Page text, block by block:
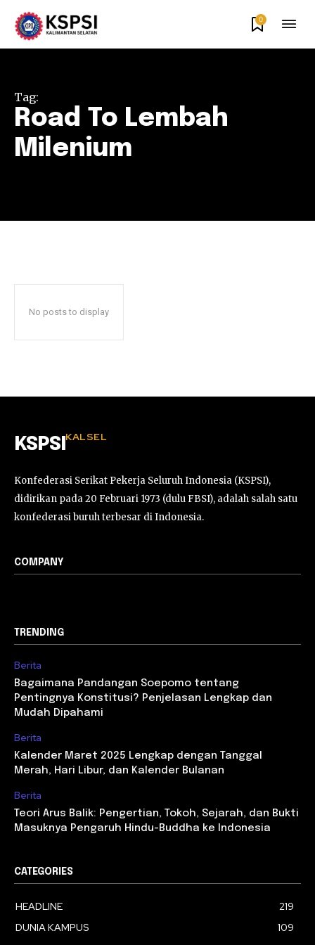
0
Tag:
Road To Lembah
Milenium
No posts to display
KSPSI KALSEL
Konfederasi Serikat Pekerja Seluruh Indonesia (KSPSI),
didirikan pada 20 Februari 1973 (dulu FBSI), adalah salah satu
konfederasi buruh terbesar di Indonesia.
COMPANY
TRENDING
Berita
Bagaimana Pandangan Soepomo tentang
Pentingnya Konstitusi? Penjelasan Lengkap dan
Mudah Dipahami
Berita
Kalender Maret 2025 Lengkap dengan Tanggal
Merah, Hari Libur, dan Kalender Bulanan
Berita
Teori Arus Balik: Pengertian, Tokoh, Sejarah, dan Bukti
Masuknya Pengaruh Hindu-Buddha ke Indonesia
CATEGORIES
HEADLINE
219
DUNIA KAMPUS
109